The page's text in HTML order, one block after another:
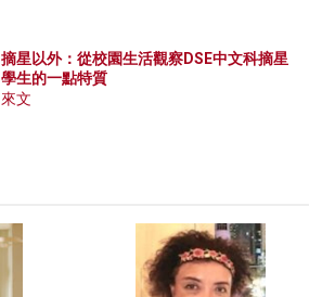
摘星以外：從校園生活觀察DSE中文科摘星
學生的一點特質
來文